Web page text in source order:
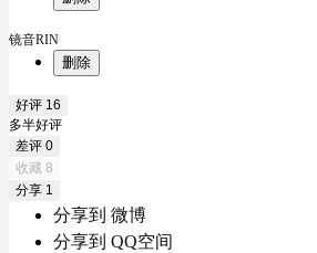
镜音RIN
删除
好评 16
多半好评
差评 0
收藏 8
分享 1
分享到 微博
分享到 QQ空间